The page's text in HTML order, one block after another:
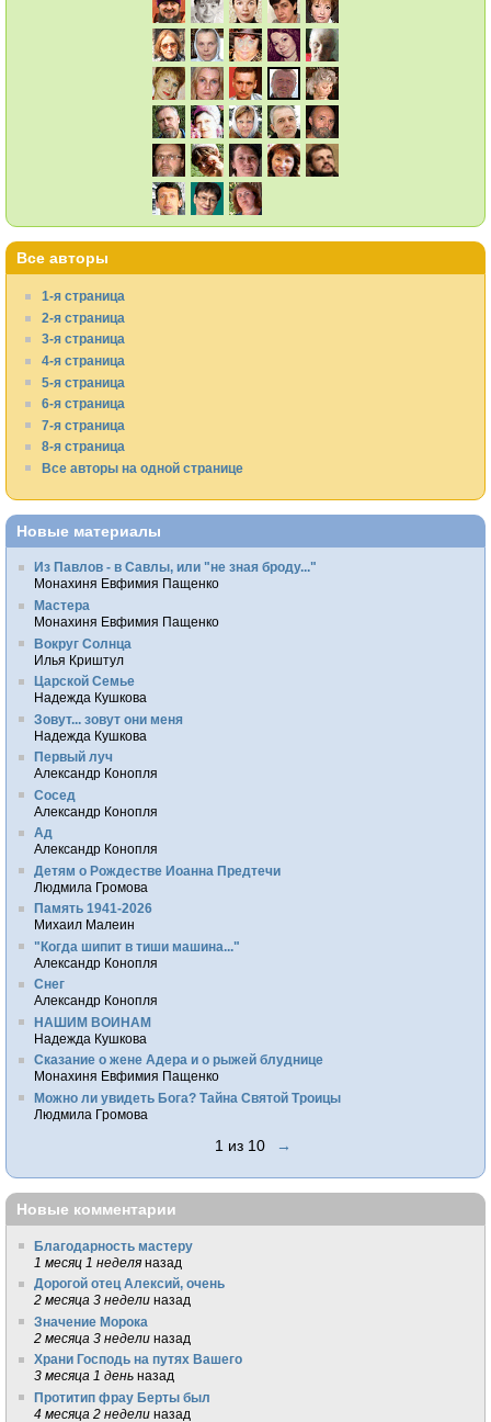
Все авторы
1-я страница
2-я страница
3-я страница
4-я страница
5-я страница
6-я страница
7-я страница
8-я страница
Все авторы на одной странице
Новые материалы
Из Павлов - в Савлы, или "не зная броду..."
Монахиня Евфимия Пащенко
Мастера
Монахиня Евфимия Пащенко
Вокруг Солнца
Илья Криштул
Царской Семье
Надежда Кушкова
Зовут... зовут они меня
Надежда Кушкова
Первый луч
Александр Конопля
Сосед
Александр Конопля
Ад
Александр Конопля
Детям о Рождестве Иоанна Предтечи
Людмила Громова
Память 1941-2026
Михаил Малеин
"Когда шипит в тиши машина..."
Александр Конопля
Снег
Александр Конопля
НАШИМ ВОИНАМ
Надежда Кушкова
Сказание о жене Адера и о рыжей блуднице
Монахиня Евфимия Пащенко
Можно ли увидеть Бога? Тайна Святой Троицы
Людмила Громова
1 из 10 →
Новые комментарии
Благодарность мастеру
1 месяц 1 неделя назад
Дорогой отец Алексий, очень
2 месяца 3 недели назад
Значение Морока
2 месяца 3 недели назад
Храни Господь на путях Вашего
3 месяца 1 день назад
Протитип фрау Берты был
4 месяца 2 недели назад